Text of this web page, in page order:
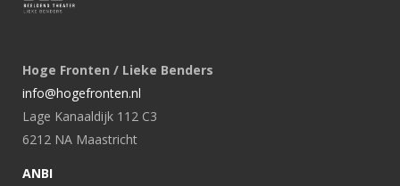
Hoge Fronten / Lieke Benders
info@hogefronten.nl
Lage Kanaaldijk 112 C3
6212 NA Maastricht
ANBI